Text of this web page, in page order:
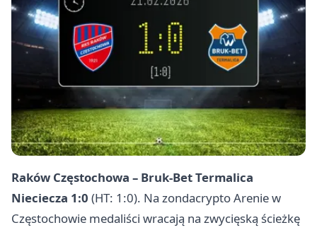
Raków Częstochowa – Bruk-Bet Termalica
Nieciecza 1:0 (HT: 1:0). Na zondacrypto Arenie w
Częstochowie medaliści wracają na zwycięską ścieżkę